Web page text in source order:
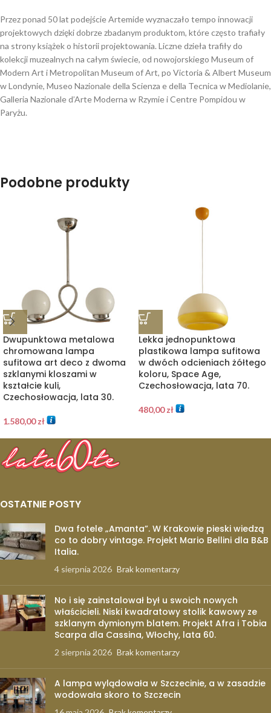
Przez ponad 50 lat podejście Artemide wyznaczało tempo innowacji
projektowych dzięki dobrze zbadanym produktom, które często trafiały
na strony książek o historii projektowania. Liczne dzieła trafiły do ​​
kolekcji muzealnych na całym świecie, od nowojorskiego Museum of
Modern Art i Metropolitan Museum of Art, po Victoria & Albert Museum
w Londynie, Museo Nazionale della Scienza e della Tecnica w Mediolanie,
Galleria Nazionale d’Arte Moderna w Rzymie i Centre Pompidou w
Paryżu.
Podobne produkty
Dwupunktowa metalowa
chromowana lampa
sufitowa art deco z dwoma
szklanymi kloszami w
kształcie kuli,
Czechosłowacja, lata 30.
1.580,00zł
Lekka jednopunktowa
plastikowa lampa sufitowa
w dwóch odcieniach żółtego
koloru, Space Age,
Czechosłowacja, lata 70.
480,00zł
OSTATNIE POSTY
Dwa fotele „Amanta”. W Krakowie pieski wiedzą
co to dobry vintage. Projekt Mario Bellini dla B&B
Italia.
4 sierpnia 2026 Brak komentarzy
No i się zainstalował był u swoich nowych
właścicieli. Niski kwadratowy stolik kawowy ze
szklanym dymionym blatem. Projekt Afra i Tobia
Scarpa dla Cassina, Włochy, lata 60.
2 sierpnia 2026 Brak komentarzy
A lampa wylądowała w Szczecinie, a w zasadzie
wodowała skoro to Szczecin